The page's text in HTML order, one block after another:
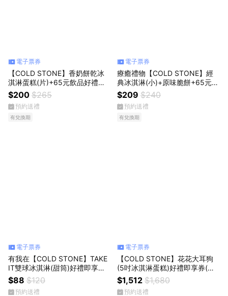
電子票券
【COLD STONE】香奶餅乾冰
淇淋蛋糕(片)+65元飲品好禮即
享券(酷聖石)
$200 $265
預約送禮
有兌換期
電子票券
療癒禮物【COLD STONE】經
典冰淇淋(小)+原味脆餅+65元飲
品好禮即享券(酷聖石)
$209 $240
預約送禮
有兌換期
電子票券
有我在【COLD STONE】TAKE
IT雙球冰淇淋(甜筒)好禮即享券
(酷聖石)
$88 $120
預約送禮
電子票券
【COLD STONE】花花大耳狗
(5吋冰淇淋蛋糕)好禮即享券(酷
聖石)
$1,512 $1,680
預約送禮